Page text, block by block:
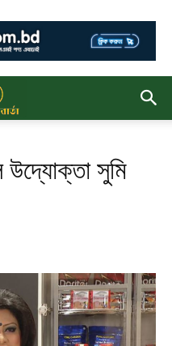
উদ্যোক্তা সুমি